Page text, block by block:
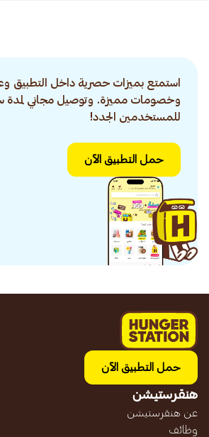
استمتع بميزات حصرية داخل التطبيق
وخصومات مميزة. وتوصيل مجاني لمدة
للمستخدمين الجدد!
حمل التطبيق الآن
حمل التطبيق الآن
هنقرستيشن
عن هنقرستيشن
وظائف